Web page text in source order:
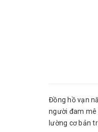
Đồng hồ vạn
người đam mê
lường cơ bản